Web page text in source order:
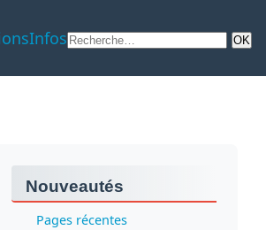
Infos
Nouveautés
Pages récentes